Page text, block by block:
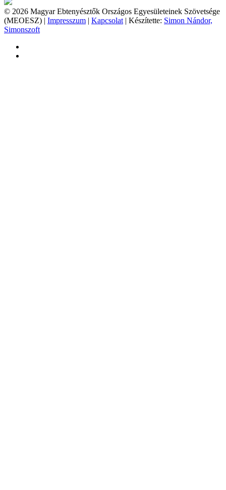
© 2026 Magyar Ebtenyésztők Országos Egyesületeinek Szövetsége
(MEOESZ) | Impresszum | Kapcsolat | Készítette: Simon Nándor,
Simonszoft